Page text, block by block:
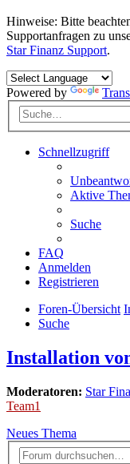
Hinweise: Bitte
Supportanfragen zu
Star Finanz Support.
Powered by
Schnellzugriff
Aktive
Suche
FAQ
Anmelden
Registrieren
Foren-Übersicht
Suche
Installation
Moderatoren: Star
Team1
Neues Thema